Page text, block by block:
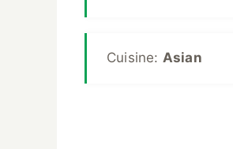
Cuisine: Asian